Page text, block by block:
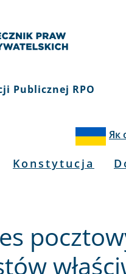
Publicznej RPO
Як
Konstytucja